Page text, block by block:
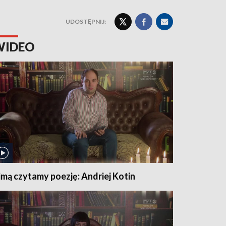
UDOSTĘPNIJ:
czytamy poezję: Andriej Kotin